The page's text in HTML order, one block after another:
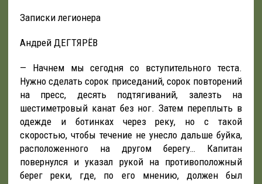
Записки легионера
Андрей ДЕГТЯРЁВ
— Начнем мы сегодня со вступительного теста.
Нужно сделать сорок приседаний, сорок повторений
на пресс, десять подтягиваний, залезть на
шестиметровый канат без ног. Затем переплыть в
одежде и ботинках через реку, но с такой
скоростью, чтобы течение не унесло дальше буйка,
расположенного на другом берегу… Капитан
повернулся и указал рукой на противоположный
берег реки, где, по его мнению, должен был